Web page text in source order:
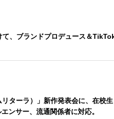
、ブランドプロデュース＆
ターラ）」新作発表会に、在校生
ンサー、流通関係者に対応。